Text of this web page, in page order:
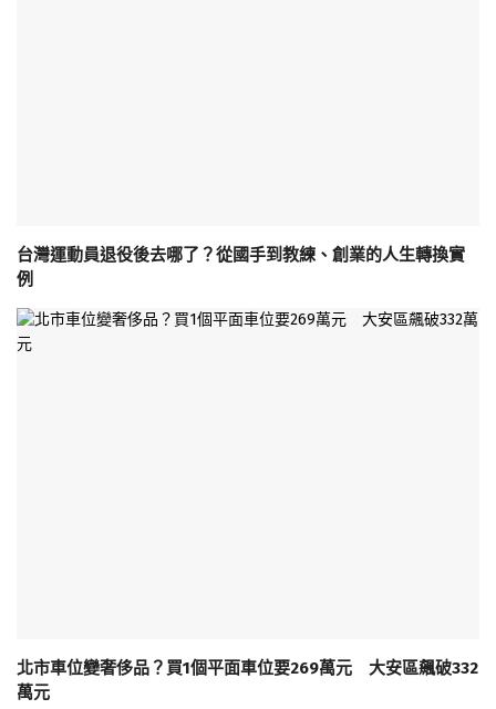
台灣運動員退役後去哪了？從國手到教練、創業的人生轉換實
例
北市車位變奢侈品？買1個平面車位要269萬元 大安區飆破332
萬元